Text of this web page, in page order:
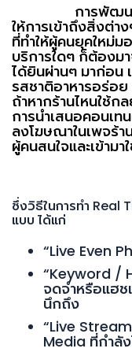
การพัฒน
ให้การเข้าถึงสิ่งต่า
ที่ทำให้ผู้คนยุคใหม่
บริการใดๆ ก็ต้องม
ได้ยินผ่านๆ มาก่อน
รสชาติอาหารอร่อ
ถ้าหากร้านไหนใช้ก
การนำเสนอคอนเ
ลงโฆษณาในเพจร้า
ผู้คนสนใจและเข้าม
ซึ่งวิธีในการทำ Real
แบบ ได้แก่
“Live Even
“Keyword /
จดจำหรือแฮ
นึกถึง
“Live
Media ที่กำลั